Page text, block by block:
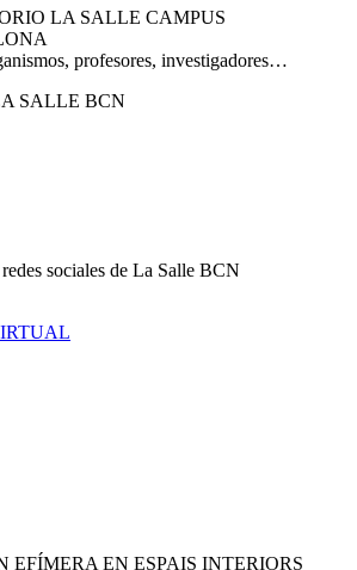
LA SALLE CAMPUS
profesores, investigadores…
SALLE BCN
sociales de La Salle BCN
EFÍMERA EN ESPAIS INTERIORS